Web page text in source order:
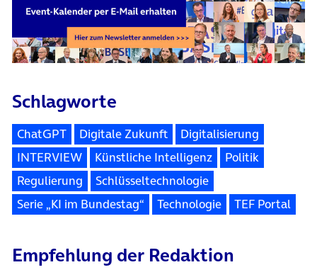
Schlagworte
ChatGPT Digitale Zukunft
Digitalisierung
INTERVIEW
Künstliche Intelligenz
Politik
Regulierung
Schlüsseltechnologie
Serie „KI im Bundestag“
Technologie TEF Portal
Empfehlung der Redaktion